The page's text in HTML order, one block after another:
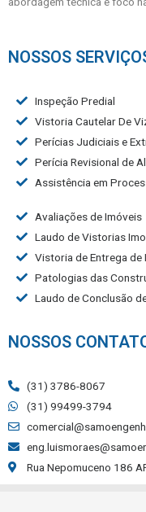
NOSSOS
Inspeção Predial
Vistoria Cautelar De
Perícias Judiciais e
Perícia Revisional de
Assistência em
Avaliações de Imóveis
Laudo de Vistorias
Vistoria de Entrega de
Patologias das
Laudo de Conclusão
NOSSOS
(31) 3786-8067
(31) 99499-3794
Rua Nepomuceno 186